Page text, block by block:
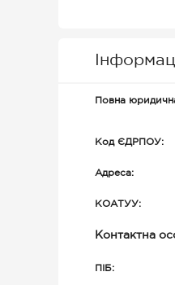
Повна юридична
Код ЄДРПОУ:
Адреса:
КОАТУУ:
Контактна
ПІБ: